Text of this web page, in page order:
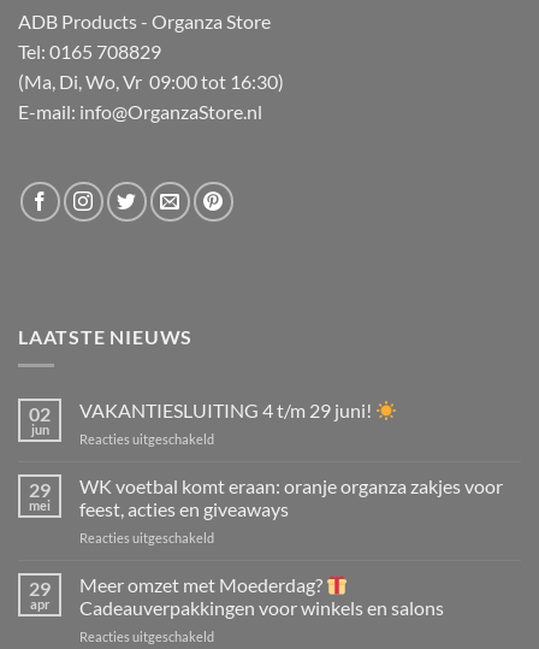
ADB Products- Organza Store
Tel: 0165 708829
(Ma, Di, Wo, Vr 09:00 tot 16:30)
E-mail: info@OrganzaStore.nl
LAATSTE NIEUWS
02
jun
VAKANTIESLUITING 4 t/m 29 juni!
Reacties uitgeschakeldvoor
29
juni!
29
mei
WK voetbal komt eraan: oranje organza zakjes voor
feest, acties en giveaways
Reacties uitgeschakeldvoor
voetbal
eraan:
oranje
29
apr
Meer omzet met Moederdag?
Cadeauverpakkingen voor winkels en salons
Reacties uitgeschakeldvoor